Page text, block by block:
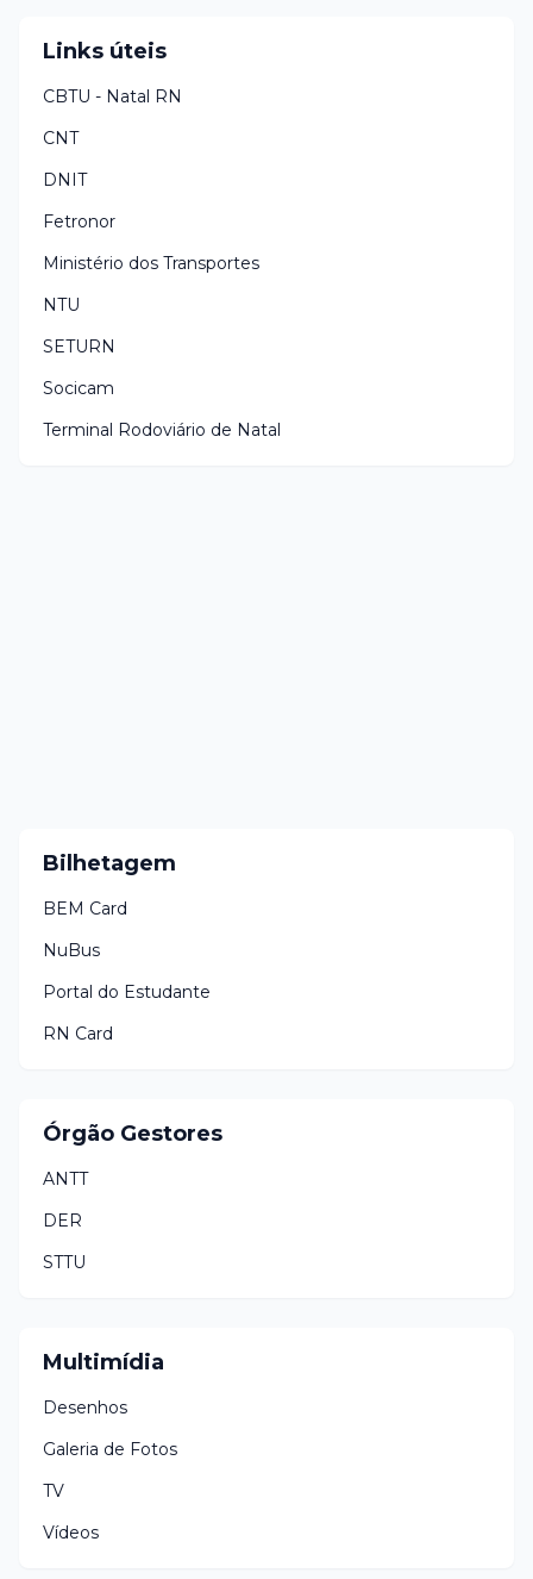
Links úteis
CBTU - Natal RN
CNT
DNIT
Fetronor
Ministério dos Transportes
NTU
SETURN
Socicam
Terminal Rodoviário de Natal
Bilhetagem
BEM Card
NuBus
Portal do Estudante
RN Card
Órgão Gestores
ANTT
DER
STTU
Multimídia
Desenhos
Galeria de Fotos
TV
Vídeos